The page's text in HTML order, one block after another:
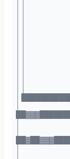
│